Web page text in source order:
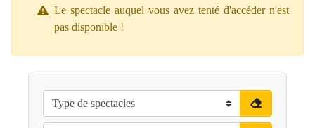
Le spectacle auquel vous avez tenté d'accéder n'est
pas disponible !